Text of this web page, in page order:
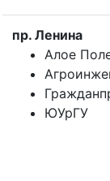
пр. Ленина
Алое
ЮУрГУ